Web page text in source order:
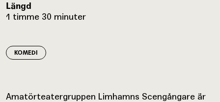
Längd
1 timme 30 minuter
KOMEDI
Amatörteatergruppen Limhamns Scengångare är